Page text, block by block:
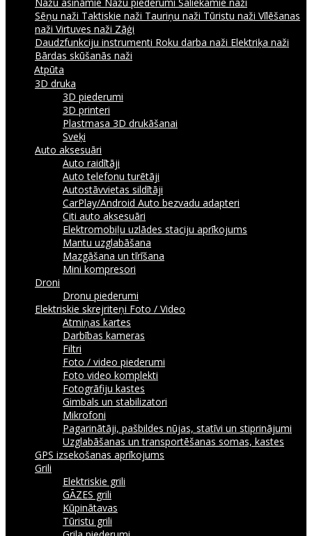
Sēņu naži Taktiskie naži Tauriņu naži Tūristu naži Vīlēšanas
naži Virtuves naži Zāģi
Daudzfunkciju instrumenti Roku darba naži Elektriķa naži
Bārdas skūšanās naži
Atpūta
3D druka
3D piederumi
3D printeri
Plastmasa 3D drukāšanai
Sveķi
Auto aksesuāri
Auto raidītāji
Auto telefonu turētāji
Autostāvvietas sildītāji
CarPlay/Android Auto bezvadu adapteri
Citi auto aksesuāri
Elektromobiļu uzlādes staciju aprīkojums
Mantu uzglabāšana
Mazgāšana un tīrīšana
Mini kompresori
Droni
Dronu piederumi
Elektriskie skrejriteņi Foto / Video
Atmiņas kartes
Darbības kameras
Filtri
Foto / video piederumi
Foto video komplekti
Fotogrāfiju kastes
Gimbals un stabilizatori
Mikrofoni
Pagarinātāji, pašbildes nūjas, statīvi un stiprinājumi
Uzglabāšanas un transportēšanas somas, kastes
GPS izsekošanas aprīkojums
Grili
Elektriskie grili
GĀZES grili
Kūpinātavas
Tūristu grili